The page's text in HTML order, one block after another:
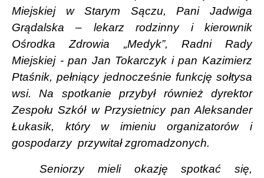
Miejskiej w Starym Sączu, Pani Jadwiga
Grądalska – lekarz rodzinny i kierownik
Ośrodka Zdrowia „Medyk”, Radni Rady
Miejskiej - pan Jan Tokarczyk i pan Kazimierz
Ptaśnik, pełniący jednocześnie funkcję sołtysa
wsi. Na spotkanie przybył również dyrektor
Zespołu Szkół w Przysietnicy pan Aleksander
Łukasik, który w imieniu organizatorów i
gospodarzy przywitał zgromadzonych.
Seniorzy mieli okazję spotkać się,